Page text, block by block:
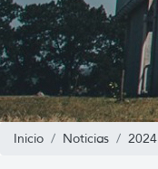
Inicio Noticias 2024